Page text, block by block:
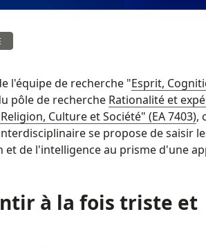
l'équipe de recherche "Esprit,
pôle de recherche Rationalité et
Culture et Société" (EA 7403),
se propose de saisir
et de l'intelligence au prisme d'une
à la fois triste et